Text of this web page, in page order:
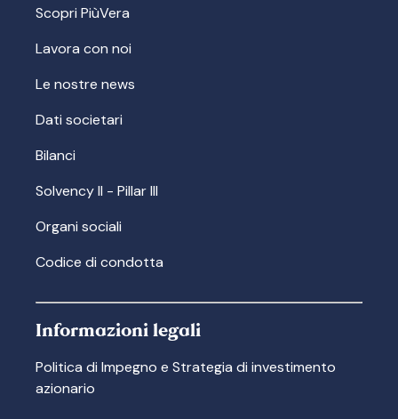
Scopri PiùVera
Lavora con noi
Le nostre news
Dati societari
Bilanci
Solvency II - Pillar III
Organi sociali
Codice di condotta
Informazioni legali
Politica di Impegno e Strategia di investimento
azionario